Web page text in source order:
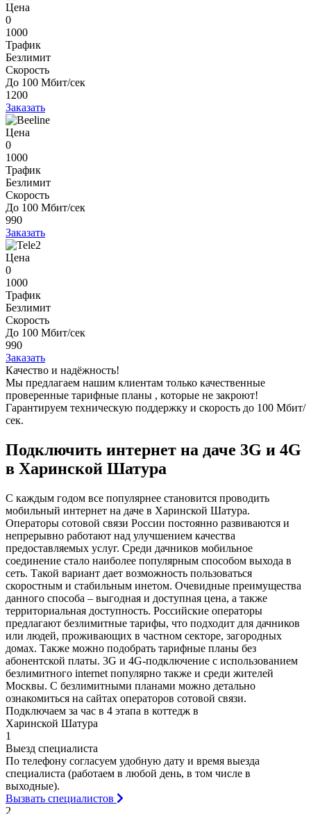
Цена
0
1000
Трафик
Безлимит
Скорость
До 100 Мбит/сек
1200
Заказать
Цена
0
1000
Трафик
Безлимит
Скорость
До 100 Мбит/сек
990
Заказать
Цена
0
1000
Трафик
Безлимит
Скорость
До 100 Мбит/сек
990
Заказать
Качество и надёжность!
Мы предлагаем нашим клиентам только качественные
проверенные тарифные планы , которые не закроют!
Гарантируем техническую поддержку и скорость до 100 Мбит/
сек.
Подключить интернет на даче 3G и 4G
в Харинской Шатура
С каждым годом все популярнее становится проводить
мобильный интернет на даче в Харинской Шатура.
Операторы сотовой связи России постоянно развиваются и
непрерывно работают над улучшением качества
предоставляемых услуг. Среди дачников мобильное
соединение стало наиболее популярным способом выхода в
сеть. Такой вариант дает возможность пользоваться
скоростным и стабильным инетом. Очевидные преимущества
данного способа – выгодная и доступная цена, а также
территориальная доступность. Российские операторы
предлагают безлимитные тарифы, что подходит для дачников
или людей, проживающих в частном секторе, загородных
домах. Также можно подобрать тарифные планы без
абонентской платы. 3G и 4G-подключение с использованием
безлимитного internet популярно также и среди жителей
Москвы. С безлимитными планами можно детально
ознакомиться на сайтах операторов сотовой связи.
Подключаем за час в 4 этапа в коттедж в
Харинской Шатура
1
Выезд специалиста
По телефону согласуем удобную дату и время выезда
специалиста (работаем в любой день, в том числе в
выходные).
Вызвать специалистов
2